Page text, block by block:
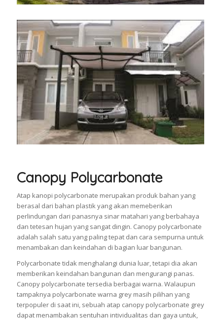
Canopy Polycarbonate
Atap kanopi polycarbonate merupakan produk bahan yang
berasal dari bahan plastik yang akan memeberikan
perlindungan dari panasnya sinar matahari yang berbahaya
dan tetesan hujan yang sangat dingin. Canopy polycarbonate
adalah salah satu yang paling tepat dan cara sempurna untuk
menambakan dan keindahan di bagian luar bangunan.
Polycarbonate tidak menghalangi dunia luar, tetapi dia akan
memberikan keindahan bangunan dan mengurangi panas.
Canopy polycarbonate tersedia berbagai warna. Walaupun
tampaknya polycarbonate warna grey masih pilihan yang
terpopuler di saat ini, sebuah atap canopy polycarbonate grey
dapat menambakan sentuhan intividualitas dan gaya untuk,